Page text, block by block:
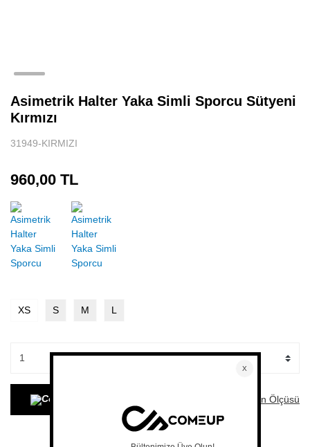
Asimetrik Halter Yaka Simli Sporcu Sütyeni
Kırmızı
31949-KIRMIZI
960,00 TL
XS S M L
Beden Ölçüsü